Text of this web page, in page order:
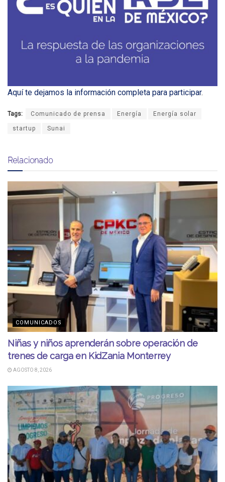
Aquí te dejamos la información completa para participar.
Tags: Comunicado de prensa Energía Energía solar
startup Sunai
Relacionado
COMUNICADOS
Niñas y niños aprenderán sobre operación de
trenes de carga en KidZania Monterrey
AGOSTO 8, 2026